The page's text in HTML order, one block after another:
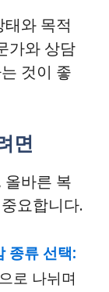
와 목적
가와 상담
것이 좋
면
올바른 복
요합니다.
종류 선택:
로 나뉘며